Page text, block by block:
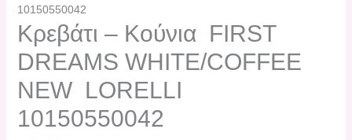
10150550042
Κρεβάτι – Κούνια FIRST
DREAMS WHITE/COFFEE
NEW LORELLI
10150550042